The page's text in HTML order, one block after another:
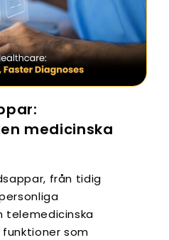
medicinska
från tidig
telemedicinska
som